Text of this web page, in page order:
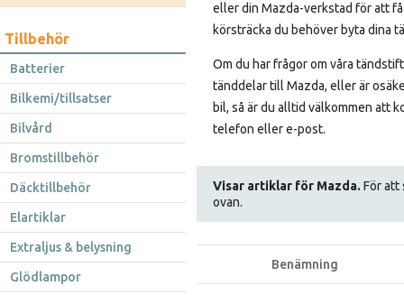
Tillbehör
Batterier
Bilkemi/tillsatser
Bilvård
Bromstillbehör
Däcktillbehör
Elartiklar
Extraljus & belysning
Glödlampor
eller din Mazda-verkstad för att
körsträcka du behöver byta dina
Om du har frågor om våra
tänddelar till Mazda, eller är
bil, så är du alltid välkommen att
telefon eller e-post.
Visar artiklar för Mazda. För att
ovan.
Benämning